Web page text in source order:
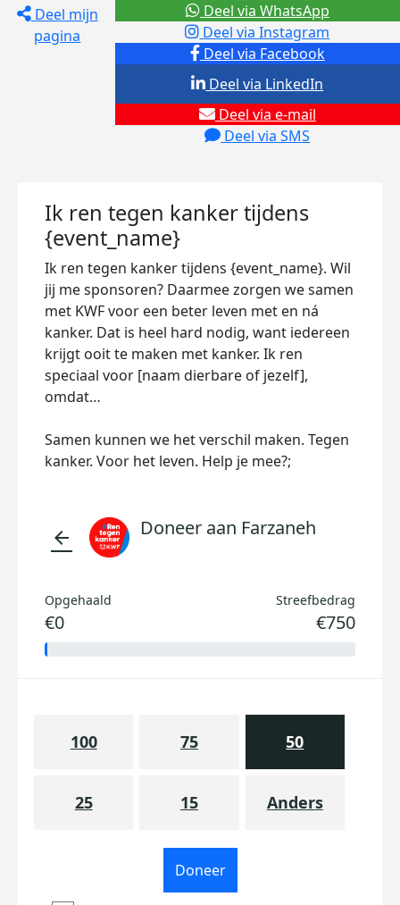
Deel mijn
pagina
Deel via Facebook
Deel via Instagram
Deel via e-mail
Deel via SMS
Deel via LinkedIn
Deel via WhatsApp
Ik ren tegen kanker tijdens
{event_name}
Ik ren tegen kanker tijdens {event_name}. Wil
jij me sponsoren? Daarmee zorgen we samen
met KWF voor een beter leven met en ná
kanker. Dat is heel hard nodig, want iedereen
krijgt ooit te maken met kanker. Ik ren
speciaal voor [naam dierbare of jezelf],
omdat…
Samen kunnen we het verschil maken. Tegen
kanker. Voor het leven. Help je mee?;
arrow_back Doneer aan Farzaneh
Opgehaald
€0
Streefbedrag
€750
100 75 50
25 15 Anders
Doneer